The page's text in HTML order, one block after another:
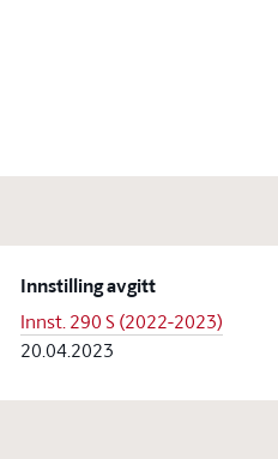
Innstilling avgitt
Innst. 290 S (2022-2023)
20.04.2023